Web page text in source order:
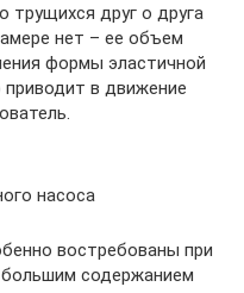
трущихся друг о друга
нет – ее объем
формы эластичной
в движение
насоса
востребованы при
содержанием